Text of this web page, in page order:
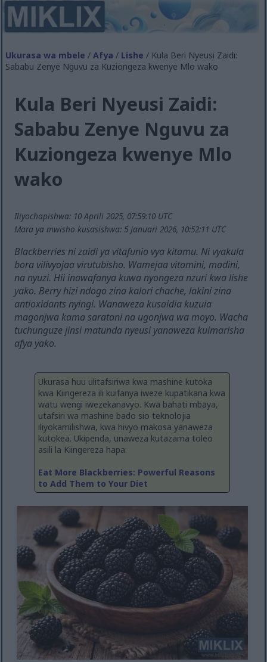
Ukurasa wa mbele /Afya / Lishe / Kula Beri Nyeusi Zaidi:
Sababu Zenye Nguvu za Kuziongeza kwenye Mlo wako
Kula Beri Nyeusi Zaidi:
Sababu Zenye Nguvu za
Kuziongeza kwenye Mlo
wako
Iliyochapishwa: 10 Aprili 2025, 07:59:10 UTC
Mara ya mwisho kusasishwa: 5 Januari 2026, 10:52:11 UTC
Blackberries ni zaidi ya vitafunio vya kitamu. Ni vyakula
bora vilivyojaa virutubisho. Wamejaa vitamini, madini,
na nyuzi. Hii inawafanya kuwa nyongeza nzuri kwa lishe
yako. Berry hizi ndogo zina kalori chache, lakini zina
antioxidants nyingi. Wanaweza kusaidia kuzuia
magonjwa kama saratani na ugonjwa wa moyo. Wacha
tuchunguze jinsi matunda nyeusi yanaweza kuimarisha
afya yako.
Ukurasa huu ulitafsiriwa kwa mashine kutoka
kwa Kiingereza ili kuifanya iweze kupatikana kwa
watu wengi iwezekanavyo. Kwa bahati mbaya,
utafsiri wa mashine bado sio teknolojia
iliyokamilishwa, kwa hivyo makosa yanaweza
kutokea. Ukipenda, unaweza kutazama toleo
asili la Kiingereza hapa:
Eat More Blackberries: Powerful Reasons
to Add Them to Your Diet